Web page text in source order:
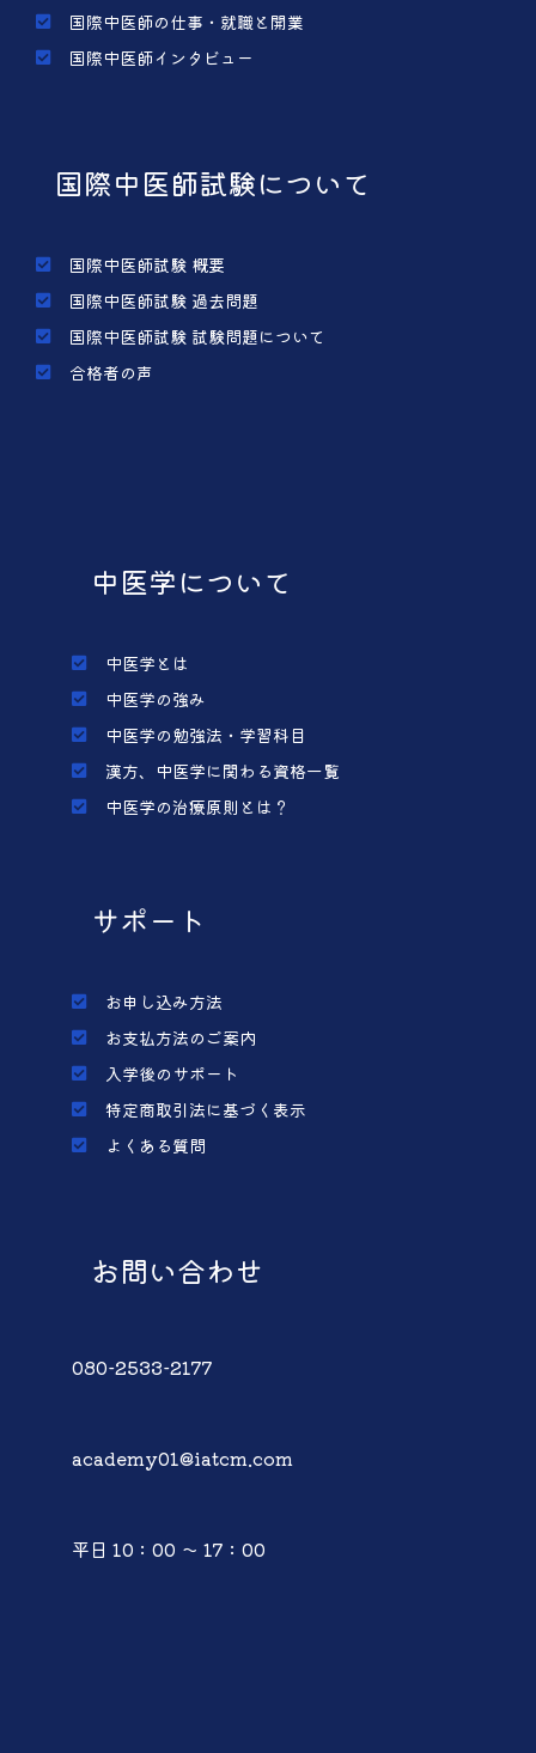
国際中医師の仕事・就職と開業
国際中医師インタビュー
国際中医師試験について
国際中医師試験 概要
国際中医師試験 過去問題
国際中医師試験 試験問題について
合格者の声
中医学について
中医学とは
中医学の強み
中医学の勉強法・学習科目
漢方、中医学に関わる資格一覧
中医学の治療原則とは？
サポート
お申し込み方法
お支払方法のご案内
入学後のサポート
特定商取引法に基づく表示
よくある質問
お問い合わせ
080-2533-2177
academy01@iatcm.com
平日 10：00 ～ 17：00